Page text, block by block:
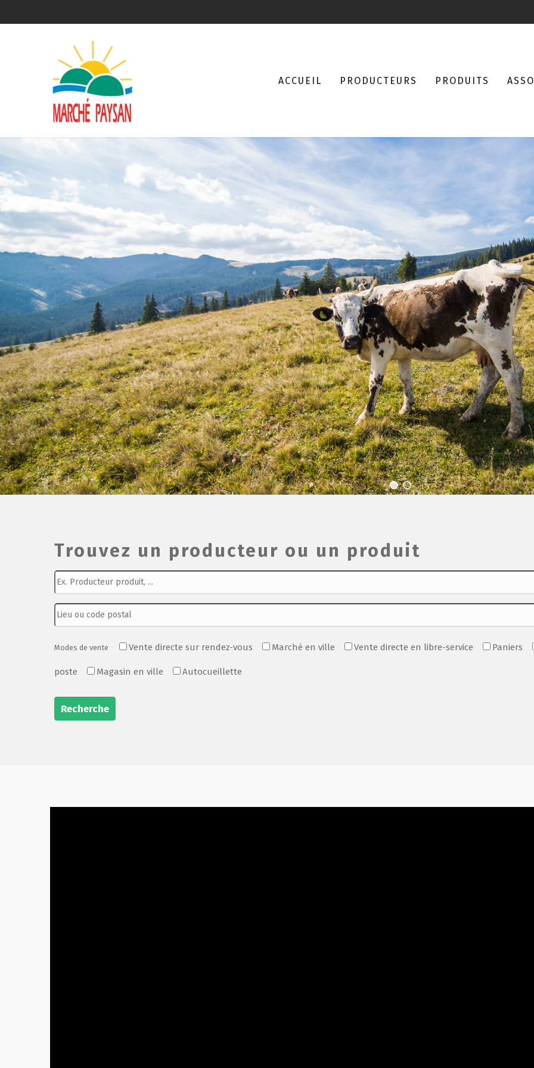
ACCUEIL PRODUCTEURS PRODUITS
Trouvez un producteur ou un produit
Modes de vente Vente directe sur rendez-vous Marché en ville Vente directe en libre-service Paniers
poste Magasin en ville Autocueillette
Recherche
Qui sommes-nous ?
Devenir membre
Revue de presse
Guide de la vente directe
Film de présentation
Fête Marché Paysan
Partenaires